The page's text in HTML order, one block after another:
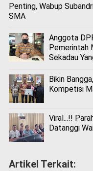
Penting, Wabup
SMA
Anggota
Pemerintah
Sekadau
Bikin
Kompetisi
Viral...!!
Datanggi
Artikel Terkait: